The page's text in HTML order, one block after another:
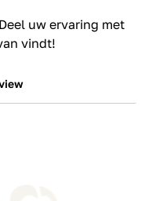
uw ervaring met
vindt!